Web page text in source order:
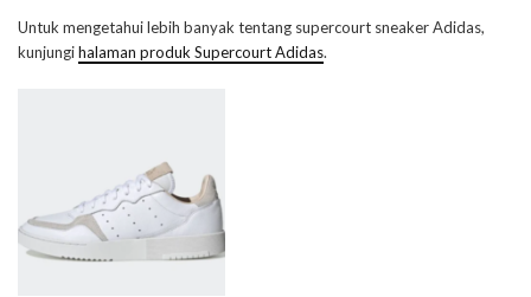
Untuk mengetahui lebih banyak tentang supercourt sneaker Adidas,
kunjungihalaman produk Supercourt Adidas.